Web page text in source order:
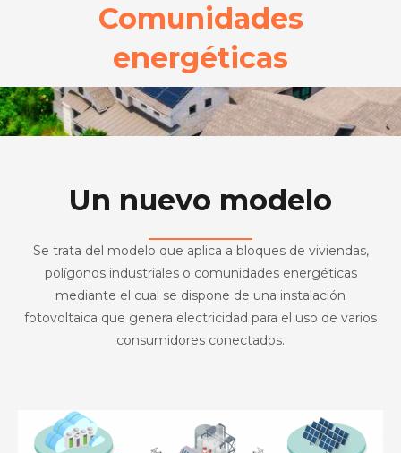
Comunidades
energéticas
Un nuevo modelo
Se trata del modelo que aplica a bloques de viviendas,
polígonos industriales o comunidades energéticas
mediante el cual se dispone de una instalación
fotovoltaica que genera electricidad para el uso de varios
consumidores conectados.